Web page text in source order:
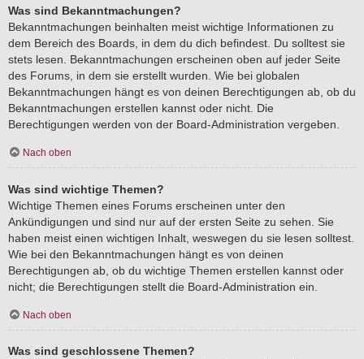
Was sind Bekanntmachungen?
Bekanntmachungen beinhalten meist wichtige Informationen zu
dem Bereich des Boards, in dem du dich befindest. Du solltest sie
stets lesen. Bekanntmachungen erscheinen oben auf jeder Seite
des Forums, in dem sie erstellt wurden. Wie bei globalen
Bekanntmachungen hängt es von deinen Berechtigungen ab, ob du
Bekanntmachungen erstellen kannst oder nicht. Die
Berechtigungen werden von der Board-Administration vergeben.
Nach oben
Was sind wichtige Themen?
Wichtige Themen eines Forums erscheinen unter den
Ankündigungen und sind nur auf der ersten Seite zu sehen. Sie
haben meist einen wichtigen Inhalt, weswegen du sie lesen solltest.
Wie bei den Bekanntmachungen hängt es von deinen
Berechtigungen ab, ob du wichtige Themen erstellen kannst oder
nicht; die Berechtigungen stellt die Board-Administration ein.
Nach oben
Was sind geschlossene Themen?